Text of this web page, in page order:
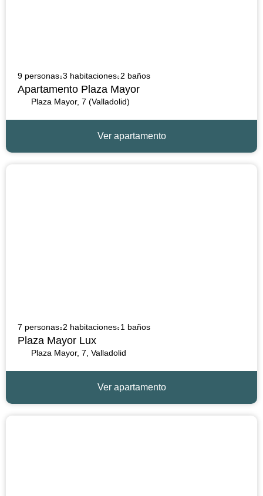
9 personas 3 habitaciones 2 baños
Apartamento Plaza Mayor
Plaza Mayor, 7 (Valladolid)
Ver apartamento
7 personas 2 habitaciones 1 baños
Plaza Mayor Lux
Plaza Mayor, 7, Valladolid
Ver apartamento